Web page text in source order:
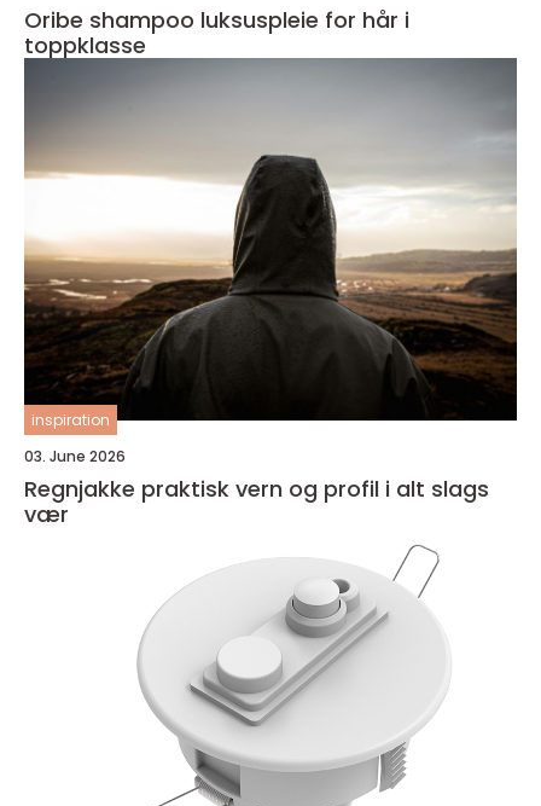
Oribe shampoo luksuspleie for hår i
toppklasse
inspiration
03. June 2026
Regnjakke praktisk vern og profil i alt slags
vær